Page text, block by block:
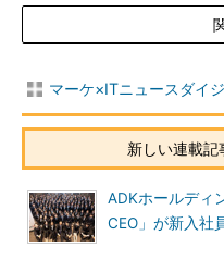
マーケ×ITニュースダイ
新しい連載
ADKホールディ
CEO」が新入社